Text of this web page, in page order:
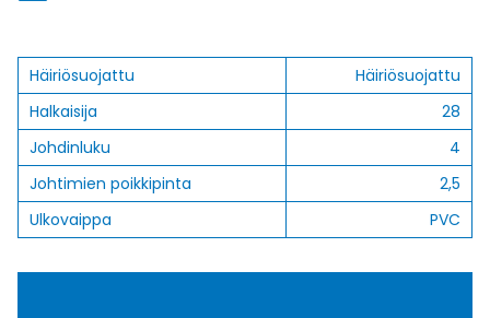
Häiriösuojattu
Häiriösuojattu
Halkaisija
28
Johdinluku
4
Johtimien poikkipinta
2,5
Ulkovaippa
PVC